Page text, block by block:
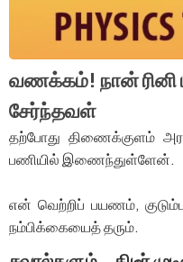
வணக்கம்! நான் ரினி
சேர்ந்தவள்
தற்போது திணைக்குளம்
பணியில் இணைந்துள்ளேன்.
என் வெற்றிப் பயணம்,
நம்பிக்கையைத் தரும்.